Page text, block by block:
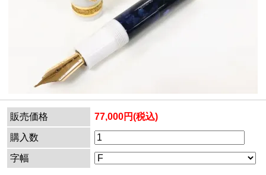
販売価格 77,000円(税込)
購入数
字幅